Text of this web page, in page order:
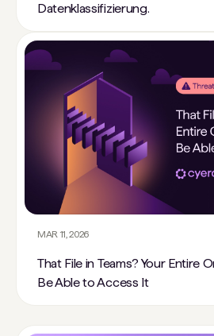
Datenklassifizierung.
MAR 11, 2026
That File in Teams? Your Entire
Be Able to Access It